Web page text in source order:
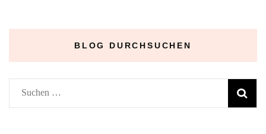
BLOG DURCHSUCHEN
Suchen
nach: